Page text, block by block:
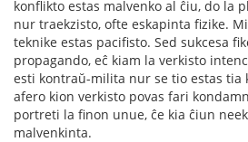
konflikto estas malvenko al ĉiu, do la
nur traekzisto, ofte eskapinta fizike.
teknike estas pacifisto. Sed sukcesa
propagando, eĉ kiam la verkisto
esti kontraŭ-milita nur se tio estas tia
afero kion verkisto povas fari
portreti la finon unue, ĉe kia ĉiun
malvenkinta.